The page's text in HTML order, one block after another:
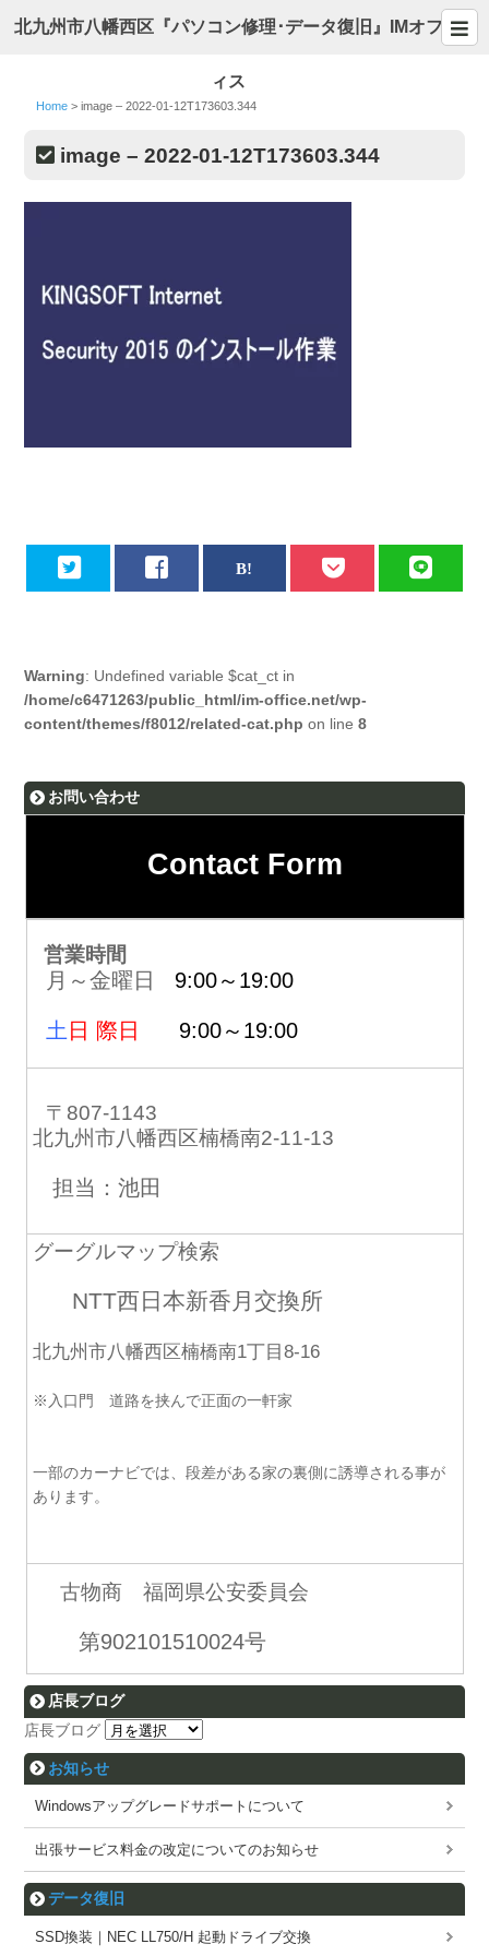
北九州市八幡西区『パソコン修理･データ復旧』IMオフ
ィス
Home >image – 2022-01-12T173603.344
image – 2022-01-12T173603.344
Warning: Undefined variable $cat_ct in
/home/c6471263/public_html/im-office.net/wp-
content/themes/f8012/related-cat.php on line8
お問い合わせ
Contact Form
営業時間
月～金曜日 9:00～19:00
土 日 際日 9:00～19:00
〒807-1143
北九州市八幡西区楠橋南2-11-13
担当：池田
グーグルマップ検索
NTT西日本新香月交換所
北九州市八幡西区楠橋南1丁目8-16
※入口門 道路を挟んで正面の一軒家
一部のカーナビでは、段差がある家の裏側に誘導される事が
あります。
古物商 福岡県公安委員会
第902101510024号
店長ブログ
店長ブログ
お知らせ
Windowsアップグレードサポートについて
出張サービス料金の改定についてのお知らせ
データ復旧
SSD換装｜NEC LL750/H 起動ドライブ交換